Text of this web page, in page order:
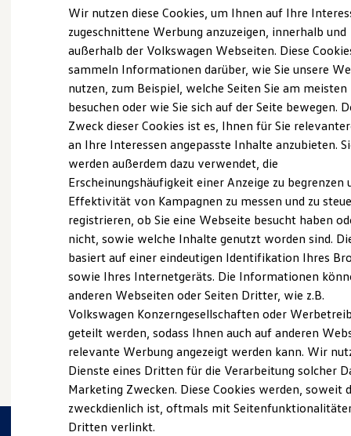
Elektroautos
ID. Tutorials
Elektrofahrzeugkonzepte
Reichweite
Reichweite der ID. Modelle
Reichweite im Winter
Laden
Laden unterwegs
Laden Zuhause
Ladezeitensimulator
Batterie
Sicherheit
Garantie und Lebensdauer
Nachhaltigkeit
Technologie
Kosten und Kauf
Verbrauchskosten
Kaufoptionen
E-Auto-Förderung
Software und Konnektivität
Die ID. Software 6
ID. Software Versionen und Updates
Digitale Extras
Schnittstellen zu Ihrem ID.
Hybridautos
Marke und Erlebnis
Volkswagen R und R Experience
Probefahrt vereinbaren
Fahrzeugangebot anfordern
Servicetermin buchen
Serviceanfrage stellen
Wir nutzen diese Cookies, um Ihnen auf Ihre
zugeschnittene Werbung anzuzeigen, innerhalb und
außerhalb der Volkswagen Webseiten. Diese
sammeln Informationen darüber, wie Sie unsere
nutzen, zum Beispiel, welche Seiten Sie am meisten
besuchen oder wie Sie sich auf der Seite bewegen.
Zweck dieser Cookies ist es, Ihnen für Sie
an Ihre Interessen angepasste Inhalte anzubieten.
werden außerdem dazu verwendet, die
Erscheinungshäufigkeit einer Anzeige zu begrenzen
Effektivität von Kampagnen zu messen und zu
registrieren, ob Sie eine Webseite besucht haben
nicht, sowie welche Inhalte genutzt worden sind.
basiert auf einer eindeutigen Identifikation Ihres
sowie Ihres Internetgeräts. Die Informationen
anderen Webseiten oder Seiten Dritter, wie z.B.
Volkswagen Konzerngesellschaften oder
geteilt werden, sodass Ihnen auch auf anderen
relevante Werbung angezeigt werden kann. Wir
Dienste eines Dritten für die Verarbeitung solcher
Marketing Zwecken. Diese Cookies werden, soweit
zweckdienlich ist, oftmals mit
Dritten verlinkt.